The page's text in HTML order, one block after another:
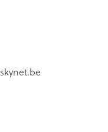
skynet.be